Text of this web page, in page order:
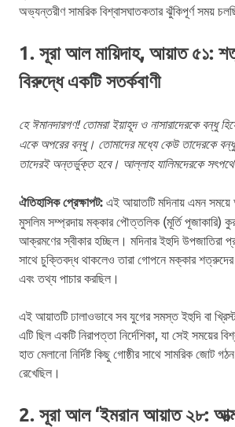
অভ্যন্তরীণ সামরিক বিশ্বাসঘাতকতার ঝুঁকিপূর্ণ সময়
1. সূরা আল মায়িদাহ, আয়াত ৫১:
বিরুদ্ধে একটি সতর্কবাণী
হে ঈমানদারগণ! তোমরা ইয়াহূদ ও নাসারাদেরকে বন্ধু
একে অপরের বন্ধু। তোমাদের মধ্যে কেউ তাদেরকে
তাদেরই অন্তর্ভুক্ত হবে। আল্লাহ যালিমদেরকে সৎপথে
ঐতিহাসিক প্রেক্ষাপট: এই আয়াতটি মদিনায় এমন সময়ে
মুসলিম সম্প্রদায় মক্কার পৌত্তলিক (মূর্তি পূজাকারি)
আক্রমণের স্বীকার হচ্ছিল। মদিনার ইহুদি উপজাতিরা
সাথে চুক্তিবদ্ধ থাকলেও তারা গোপনে মক্কার শত্রুদের
এবং তথ্য পাচার করছিল।
এই আয়াতটি ঢালাওভাবে সব যুগের সমস্ত ইহুদি বা
এটি ছিল একটি নিরাপত্তা নির্দেশিকা, যা সেই সময়ের
হাত মেলানো নির্দিষ্ট কিছু গোষ্ঠীর সাথে সামরিক জোট
রেখেছিল।
2. সূরা আল ‘ইমরান আয়াত ২৮: